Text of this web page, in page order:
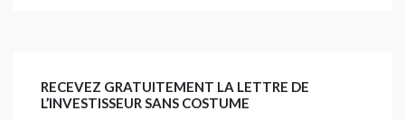
RECEVEZ GRATUITEMENT LA LETTRE DE
L’INVESTISSEUR SANS COSTUME